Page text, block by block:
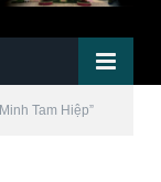
Tam Hiệp”